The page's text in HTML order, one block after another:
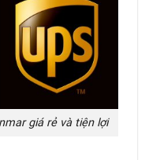
giá rẻ và tiện lợi